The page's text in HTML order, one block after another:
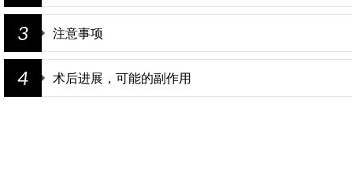
3 注意事项
4 术后进展，可能的副作用